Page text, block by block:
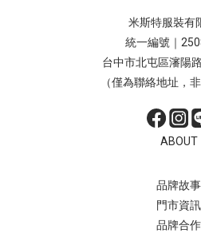
米斯特服裝有
統一編號｜
台中市北屯區瀋陽
（僅為聯絡地址，
ABOUT
品牌故事
門市資訊
品牌合作